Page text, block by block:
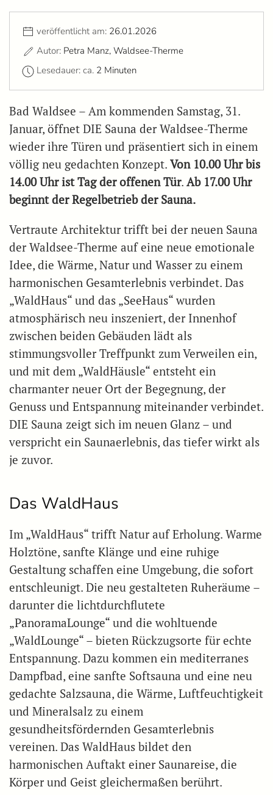
veröffentlicht am: 26.01.2026
Autor: Petra Manz, Waldsee-Therme
Lesedauer: ca. 2 Minuten
Bad Waldsee – Am kommenden Samstag, 31.
Januar, öffnet DIE Sauna der Waldsee-Therme
wieder ihre Türen und präsentiert sich in einem
völlig neu gedachten Konzept. Von 10.00 Uhr bis
14.00 Uhr ist Tag der offenen Tür. Ab 17.00 Uhr
beginnt der Regelbetrieb der Sauna.
Vertraute Architektur trifft bei der neuen Sauna
der Waldsee-Therme auf eine neue emotionale
Idee, die Wärme, Natur und Wasser zu einem
harmonischen Gesamterlebnis verbindet. Das
„WaldHaus“ und das „SeeHaus“ wurden
atmosphärisch neu inszeniert, der Innenhof
zwischen beiden Gebäuden lädt als
stimmungsvoller Treffpunkt zum Verweilen ein,
und mit dem „WaldHäusle“ entsteht ein
charmanter neuer Ort der Begegnung, der
Genuss und Entspannung miteinander verbindet.
DIE Sauna zeigt sich im neuen Glanz – und
verspricht ein Saunaerlebnis, das tiefer wirkt als
je zuvor.
Das WaldHaus
Im „WaldHaus“ trifft Natur auf Erholung. Warme
Holztöne, sanfte Klänge und eine ruhige
Gestaltung schaffen eine Umgebung, die sofort
entschleunigt. Die neu gestalteten Ruheräume –
darunter die lichtdurchflutete
„PanoramaLounge“ und die wohltuende
„WaldLounge“ – bieten Rückzugsorte für echte
Entspannung. Dazu kommen ein mediterranes
Dampfbad, eine sanfte Softsauna und eine neu
gedachte Salzsauna, die Wärme, Luftfeuchtigkeit
und Mineralsalz zu einem
gesundheitsfördernden Gesamterlebnis
vereinen. Das WaldHaus bildet den
harmonischen Auftakt einer Saunareise, die
Körper und Geist gleichermaßen berührt.